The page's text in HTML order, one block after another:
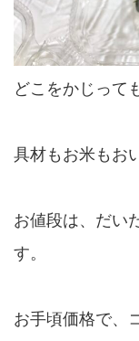
どこをかじって
具材もお米もお
お値段は、だい
す。
お手頃価格で、